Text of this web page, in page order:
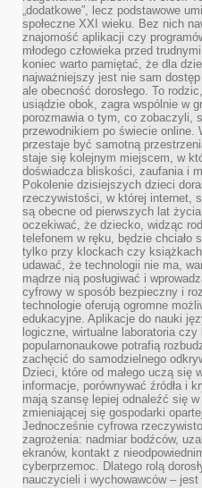
„dodatkowe”, lecz podstawowe
społeczne XXI wieku. Bez nich
znajomość aplikacji czy
młodego człowieka przed
koniec warto pamiętać, że dla
najważniejszy jest nie sam
ale obecność dorosłego. To
usiądzie obok, zagra wspólnie w
porozmawia o tym, co zobaczyli,
przewodnikiem po świecie online.
przestaje być samotną
staje się kolejnym miejscem, w
doświadcza bliskości, zaufania i
Pokolenie dzisiejszych dzieci
rzeczywistości, w której internet,
są obecne od pierwszych lat
oczekiwać, że dziecko, widząc
telefonem w ręku, będzie chciało
tylko przy klockach czy
udawać, że technologii nie ma,
mądrze nią posługiwać i
cyfrowy w sposób bezpieczny i
technologie oferują ogromne
edukacyjne. Aplikacje do nauki
logiczne, wirtualne laboratoria czy
popularnonaukowe potrafią
zachęcić do samodzielnego
Dzieci, które od małego uczą się
informacje, porównywać źródła i
mają szansę lepiej odnaleźć się
zmieniającej się gospodarki
Jednocześnie cyfrowa
zagrożenia: nadmiar bodźców,
ekranów, kontakt z
cyberprzemoc. Dlatego rolą
nauczycieli i wychowawców –